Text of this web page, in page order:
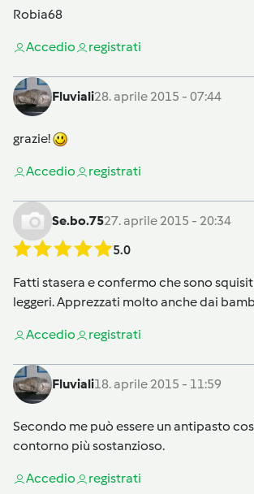
Robia68
Accedio registrati
Fluviali28. aprile 2015 - 07:44
grazie!
Accedio registrati
Se.bo.7527. aprile 2015 - 20:34
5.0
Fatti stasera e confermo che sono
leggeri. Apprezzati molto anche dai
Accedio registrati
Fluviali18. aprile 2015 - 11:59
Secondo me può essere un antipasto
contorno più sostanzioso.
Accedio registrati